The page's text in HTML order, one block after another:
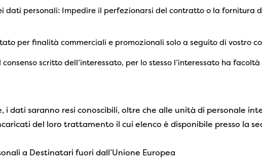
dati personali: Impedire il perfezionarsi del contratto o la fornitura
per finalità commerciali e promozionali solo a seguito di vostro
scritto dell’interessato, per lo stesso l’interessato ha
i dati saranno resi conoscibili, oltre che alle unità di personale
del loro trattamento il cui elenco è disponibile presso la
a Destinatari fuori dall’Unione Europea